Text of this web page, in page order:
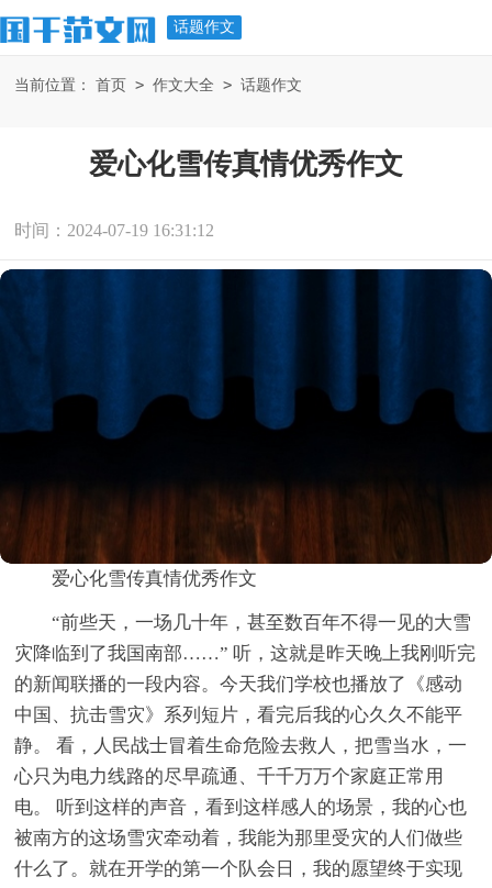
话题作文
当前位置： 首页 > 作文大全 > 话题作文
爱心化雪传真情优秀作文
时间：2024-07-19 16:31:12
爱心化雪传真情优秀作文
“前些天，一场几十年，甚至数百年不得一见的大雪
灾降临到了我国南部……” 听，这就是昨天晚上我刚听完
的新闻联播的一段内容。今天我们学校也播放了《感动
中国、抗击雪灾》系列短片，看完后我的心久久不能平
静。 看，人民战士冒着生命危险去救人，把雪当水，一
心只为电力线路的尽早疏通、千千万万个家庭正常用
电。 听到这样的声音，看到这样感人的场景，我的心也
被南方的这场雪灾牵动着，我能为那里受灾的人们做些
什么了。就在开学的第一个队会日，我的愿望终于实现